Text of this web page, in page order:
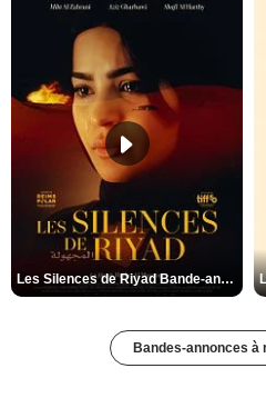
Les Silences de Riyad Bande-annonce VO STFR
Bandes-annonces à